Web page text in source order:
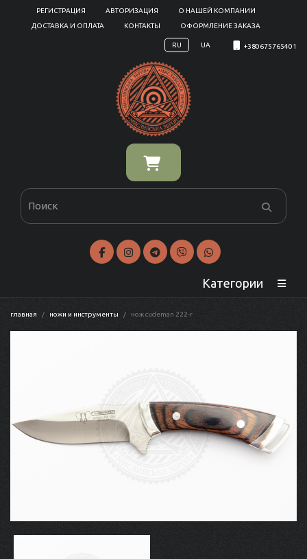
РЕГИСТРАЦИЯ АВТОРИЗАЦИЯ
О НАШЕЙ КОМПАНИИ
ДОСТАВКА И ОПЛАТА
КОНТАКТЫ ОФОРМЛЕНИЕ ЗАКАЗА
RU UA +380675765401
Категории
главная ножи и инструменты нож cudeman 222-r